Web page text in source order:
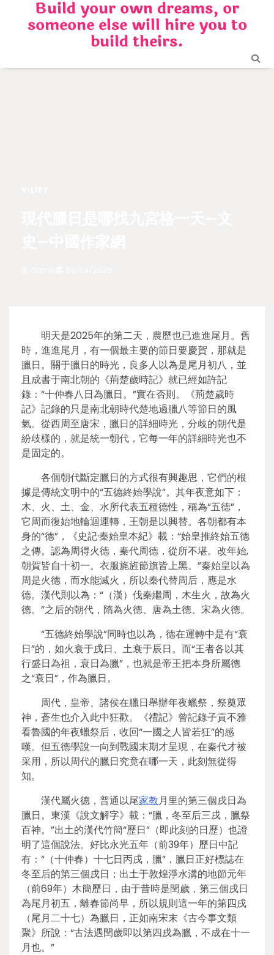
Build your own dreams, or
someone else will hire you to
build theirs.
明天是2025年的第二天，農歷也已進進尾月。舊
時，進進尾月，有一個最主要的節日要慶賀，那就是
臘日。關于臘日的時光，良多人以為是尾月初八，並
且成書于南北朝的《荊楚歲時記》就已經如許記
錄：“十仲春八日為臘日。”實在否則。《荊楚歲時
記》記錄的只是南北朝時代楚地過臘八等節日的風
氣。從西周至唐宋，臘日的詳細時光，分歧的朝代是
紛歧樣的，就是統一朝代，它每一年的詳細時光也不
是固定的。
各個朝代斷定臘日的方式很有興趣思，它們的根
據是傳統文明中的“五德終始學說”。其年夜意如下：
木、火、土、金、水所代表五種德性，稱為“五德”，
它周而復始地輪迴運轉，王朝是以興替。各朝都有本
身的“德”，《史記·秦始皇本紀》載：“始皇推終始五德
之傳。認為周得火德，秦代周德，從所不堪。改年始,
朝賀皆自十初一。衣服旄旌節旗皆上黑。”秦始皇以為
周是火德，而水能滅火，所以秦代替周后，應是水
德。漢代則以為：“（漢）伐秦繼周，木生火，故為火
德。”之后的朝代，隋為火德、唐為土德、宋為火德。
“五德終始學說”同時也以為，德在運轉中是有“衰
日”的，如火衰于戌日、土衰于辰日。而“王者各以其
行盛日為祖，衰日為臘”，也就是帝王把本身所屬德
之“衰日”，作為臘日。
周代，皇帝、諸侯在臘日舉辦年夜蠟祭，祭奠眾
神，蒼生也介入此中狂歡。《禮記》曾記錄子貢不雅
看魯國的年夜蠟祭后，收回“一國之人皆若狂”的感
嘆。但五德學說一向到戰國末期才呈現，在秦代才被
采用，所以周代的臘日究竟在哪一天，此刻無從得
知。
漢代屬火德，普通以尾家教月里的第三個戌日為
臘日。東漢《說文解字》載：“臘，冬至后三戌，臘祭
百神。”出土的漢代竹簡“歷日”（即此刻的日歷）也證
明了這個說法。好比永光五年（前39年）歷日中記
有：“（十仲春）十七日丙戌，臘”，臘日正好標誌在
冬至后的第三個戌日；出土于敦煌淨水溝的地節元年
（前69年）木簡歷日，由于昔時是閏歲，第三個戌日
為尾月初五，離春節尚早，所以規則這一年的第四戌
（尾月二十七）為臘日，正如南宋末《古今事文類
聚》所說：“古法遇閏歲即以第四戌為臘，不成在十一
月也。”